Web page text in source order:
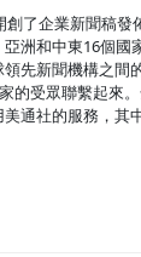
創了企業新聞稿發
洲和中東16個國
先新聞機構之間
的受眾聯繫起來
通社的服務，其